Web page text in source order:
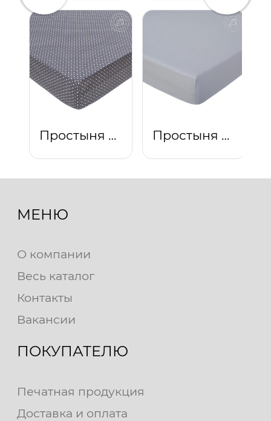
Простыня на резинке "Феникс" Простыня на резинке "Платина"
МЕНЮ
О компании
Весь каталог
Контакты
Вакансии
ПОКУПАТЕЛЮ
Печатная продукция
Доставка и оплата